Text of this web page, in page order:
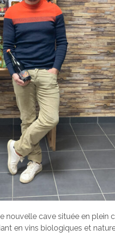
nouvelle cave située en plein
en vins biologiques et